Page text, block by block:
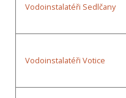
Vodoinstalatéři Sedlčany
Vodoinstalatéři Votice